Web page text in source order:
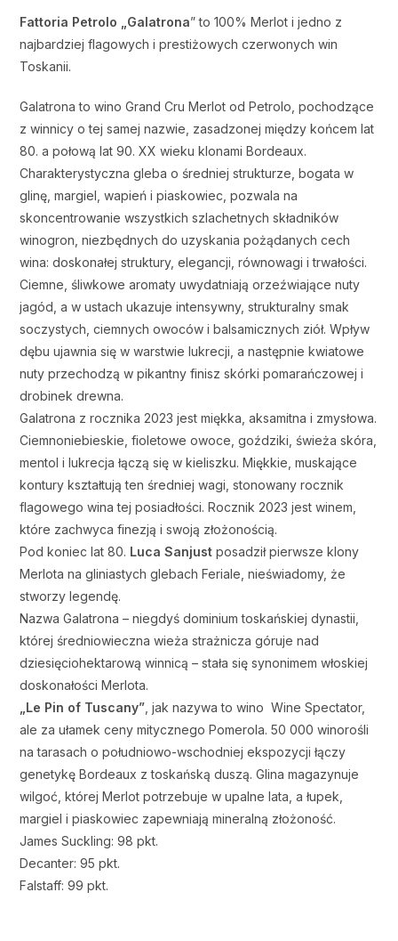
Fattoria Petrolo „Galatrona” to100% Merlot i jedno z
najbardziej flagowych i prestiżowych czerwonych win
Toskanii.
Galatrona to wino Grand Cru Merlot od Petrolo, pochodzące
z winnicy o tej samej nazwie, zasadzonej między końcem lat
80. a połową lat 90. XX wieku klonami Bordeaux.
Charakterystyczna gleba o średniej strukturze, bogata w
glinę, margiel, wapień i piaskowiec, pozwala na
skoncentrowanie wszystkich szlachetnych składników
winogron, niezbędnych do uzyskania pożądanych cech
wina: doskonałej struktury, elegancji, równowagi i trwałości.
Ciemne, śliwkowe aromaty uwydatniają orzeźwiające nuty
jagód, a w ustach ukazuje intensywny, strukturalny smak
soczystych, ciemnych owoców i balsamicznych ziół. Wpływ
dębu ujawnia się w warstwie lukrecji, a następnie kwiatowe
nuty przechodzą w pikantny finisz skórki pomarańczowej i
drobinek drewna.
Galatrona z rocznika 2023 jest miękka, aksamitna i zmysłowa.
Ciemnoniebieskie, fioletowe owoce, goździki, świeża skóra,
mentol i lukrecja łączą się w kieliszku. Miękkie, muskające
kontury kształtują ten średniej wagi, stonowany rocznik
flagowego wina tej posiadłości. Rocznik 2023 jest winem,
które zachwyca finezją i swoją złożonością.
Pod koniec lat 80. Luca Sanjust posadził pierwsze klony
Merlota na gliniastych glebach Feriale, nieświadomy, że
stworzy legendę.
Nazwa Galatrona – niegdyś dominium toskańskiej dynastii,
której średniowieczna wieża strażnicza góruje nad
dziesięciohektarową winnicą – stała się synonimem włoskiej
doskonałości Merlota.
„Le Pin of Tuscany” , jak nazywa to wino Wine Spectator,
ale za ułamek ceny mitycznego Pomerola. 50 000 winorośli
na tarasach o południowo-wschodniej ekspozycji łączy
genetykę Bordeaux z toskańską duszą. Glina magazynuje
wilgoć, której Merlot potrzebuje w upalne lata, a łupek,
margiel i piaskowiec zapewniają mineralną złożoność.
James Suckling: 98 pkt.
Decanter: 95 pkt.
Falstaff: 99 pkt.